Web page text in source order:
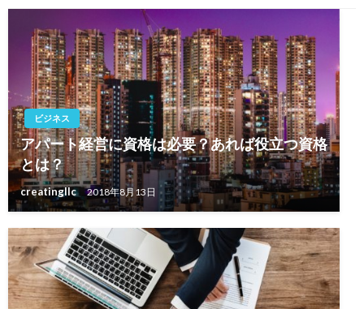
ョ
ン
ビジネス
アパート経営に資格は必要？あれば役立つ資格
とは？
creatingllc 2018年8月13日